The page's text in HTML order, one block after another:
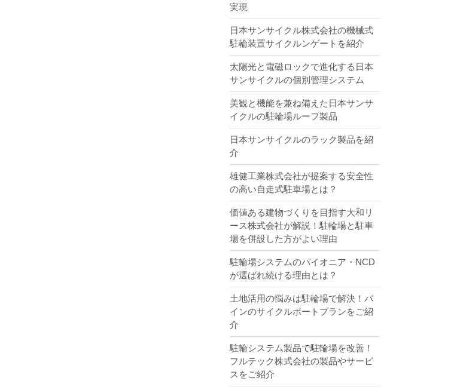
実現
日本サンサイクル株式会社の機械式
駐輪装置サイクルンゲートを紹介
太陽光と電磁ロックで進化する日本
サンサイクルの個別管理システム
美観と機能を兼ね備えた日本サンサ
イクルの駐輪場ルーフ製品
日本サンサイクルのラック製品を紹
介
雄健工業株式会社が提案する安全性
の高い自走式駐車場とは？
価値ある建物づくりを目指す大和リ
ース株式会社が解説！駐輪場と駐車
場を併設した方がよい理由
駐輪場システムのパイオニア・NCD
が選ばれ続ける理由とは？
土地活用の悩みは駐輪場で解決！パ
インのサイクルポートプランをご紹
介
駐輪システム製品で駐輪場を改善！
フルテック株式会社の製品やサービ
スをご紹介